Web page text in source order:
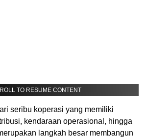
TO RESUME CONTENT
seribu koperasi yang memiliki
kendaraan operasional, hingga
langkah besar membangun